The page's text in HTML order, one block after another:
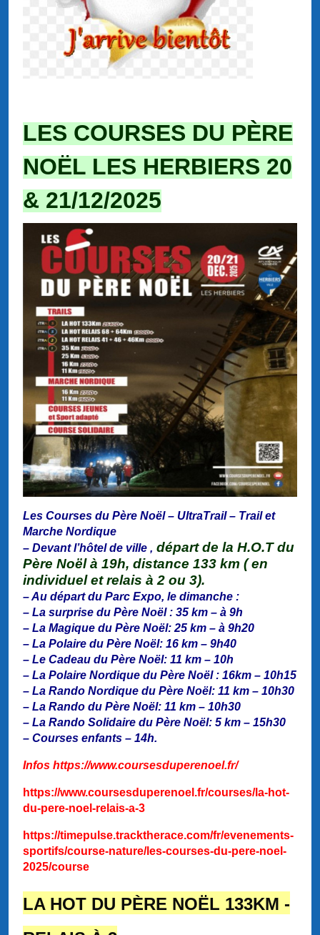
LES COURSES DU PÈRE
NOËL LES HERBIERS 20
& 21/12/2025
Les Courses du Père Noël – UltraTrail – Trail et
Marche Nordique
– Devant l’hôtel de ville , départ de la H.O.T du
Père Noël à 19h, distance 133 km ( en
individuel et relais à 2 ou 3).
– Au départ du Parc Expo, le dimanche :
– La surprise du Père Noël : 35 km – à 9h
– La Magique du Père Noël: 25 km – à 9h20
– La Polaire du Père Noël: 16 km – 9h40
– Le Cadeau du Père Noël: 11 km – 10h
– La Polaire Nordique du Père Noël : 16km – 10h15
– La Rando Nordique du Père Noël: 11 km – 10h30
– La Rando du Père Noël: 11 km – 10h30
– La Rando Solidaire du Père Noël: 5 km – 15h30
– Courses enfants – 14h.
Infos https://www.coursesduperenoel.fr/
https://www.coursesduperenoel.fr/courses/la-hot-
du-pere-noel-relais-a-3
https://timepulse.tracktherace.com/fr/evenements-
sportifs/course-nature/les-courses-du-pere-noel-
2025/course
LA HOT DU PÈRE NOËL 133KM -